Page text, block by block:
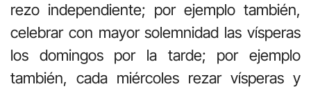
rezo independiente; por ejemplo también,
celebrar con mayor solemnidad las vísperas
los domingos por la tarde; por ejemplo
también, cada miércoles rezar vísperas y